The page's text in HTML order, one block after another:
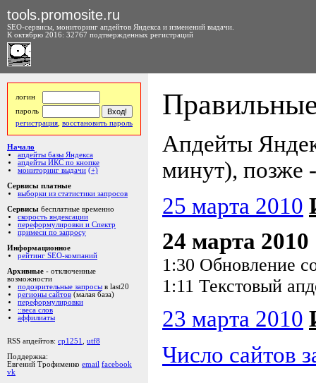
tools.promosite.ru
SEO-сервисы, мониторинг апдейтов Яндекса и изменений выдачи.
К октябрю 2016: 32767 подтвержденных регистраций
логин
пароль
регистрация восстановить пароль
Начало
апдейты базы Яндекса
апдейты ИКС по кнопке
мониторинг выдачи (+)
Сервисы платные
выборки из статистики запросов
Сервисы бесплатные временно
скорость яндексации
переформулировки и Спектр
примеси по запросу
Информационное
рейтинг SEO-компаний
Архивные - отключенные
возможности
подозрительные запросы в last20
регионы сайтов (малая база)
переформулировки
::веса слов
аффилиаты
RSS апдейтов: cp1251
utf8
Поддержка:
Евгений Трофименко email facebook
vk
Апдейты
минут), позже
25 марта 2010
24 марта 2010
1:30 Обновление
1:11 Текстовый
23 марта 2010
Число сайтов